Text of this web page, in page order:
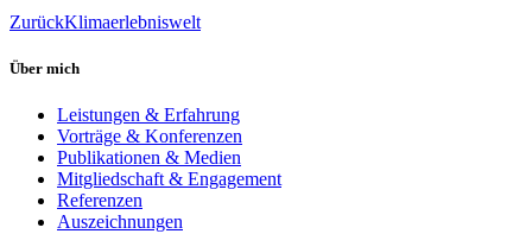
ZurückKlimaerlebniswelt
Über mich
Leistungen & Erfahrung
Vorträge & Konferenzen
Publikationen & Medien
Mitgliedschaft & Engagement
Referenzen
Auszeichnungen